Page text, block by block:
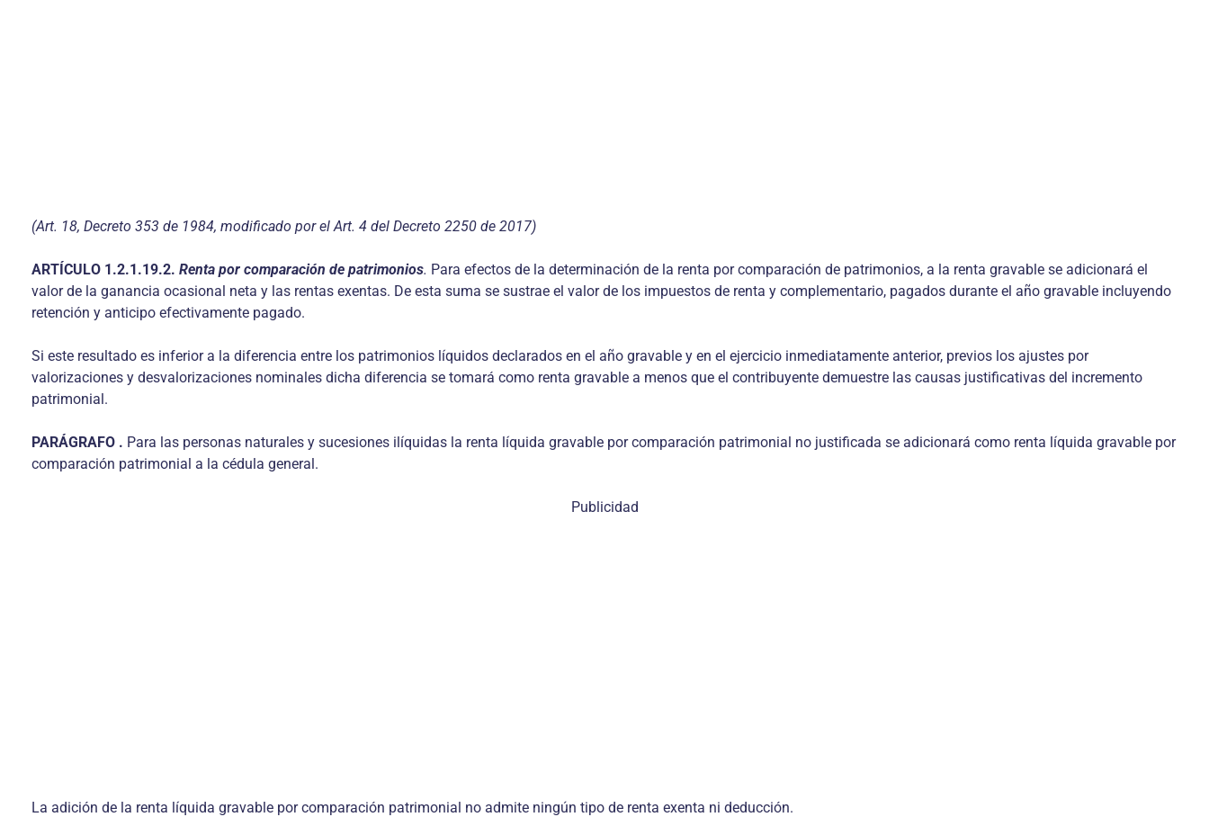
(Art. 18, Decreto 353 de 1984, modificado por el Art. 4 del Decreto 2250 de 2017)
ARTÍCULO 1.2.1.19.2. Renta por comparación de patrimonios. Para efectos de la determinación de la renta por comparación de patrimonios, a la renta gravable se adicionará el
valor de la ganancia ocasional neta y las rentas exentas. De esta suma se sustrae el valor de los impuestos de renta y complementario, pagados durante el año gravable incluyendo
retención y anticipo efectivamente pagado.
Si este resultado es inferior a la diferencia entre los patrimonios líquidos declarados en el año gravable y en el ejercicio inmediatamente anterior, previos los ajustes por
valorizaciones y desvalorizaciones nominales dicha diferencia se tomará como renta gravable a menos que el contribuyente demuestre las causas justificativas del incremento
patrimonial.
PARÁGRAFO . Para las personas naturales y sucesiones ilíquidas la renta líquida gravable por comparación patrimonial no justificada se adicionará como renta líquida gravable por
comparación patrimonial a la cédula general.
Publicidad
La adición de la renta líquida gravable por comparación patrimonial no admite ningún tipo de renta exenta ni deducción.